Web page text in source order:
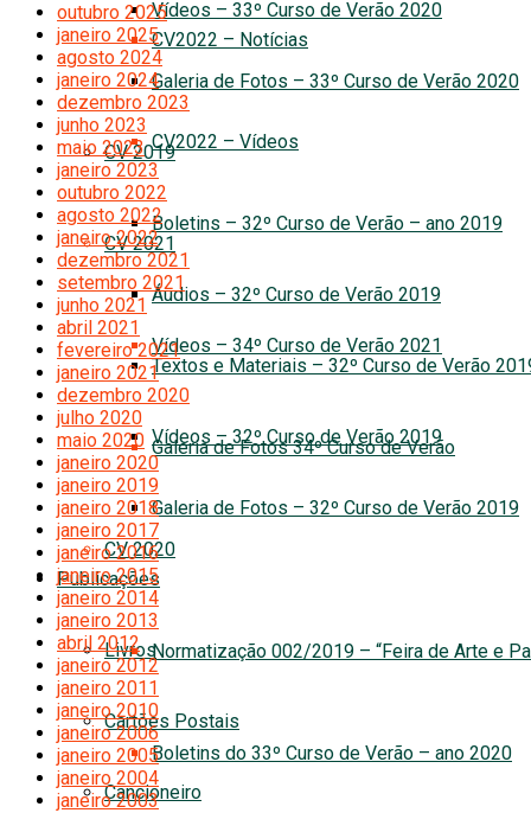
Vídeos – 33º Curso de Verão 2020
Galeria de Fotos – 33º Curso de Verão 2020
CV 2019
Boletins – 32º Curso de Verão – ano 2019
Áudios – 32º Curso de Verão 2019
Textos e Materiais – 32º Curso de Verão
Vídeos – 32º Curso de Verão 2019
Galeria de Fotos – 32º Curso de Verão 2019
Publicações
Livros
Cartões Postais
Cancioneiro
CV2022 – Notícias
CV2022 – Vídeos
CV 2021
Vídeos – 34º Curso de Verão 2021
Galeria de Fotos 34º Curso de Verão
CV 2020
Normatização 002/2019 – “Feira de Arte e
Boletins do 33º Curso de Verão – ano 2020
outubro 2025
janeiro 2025
agosto 2024
janeiro 2024
dezembro 2023
junho 2023
maio 2023
janeiro 2023
outubro 2022
agosto 2022
janeiro 2022
dezembro 2021
setembro 2021
junho 2021
abril 2021
fevereiro 2021
janeiro 2021
dezembro 2020
julho 2020
maio 2020
janeiro 2020
janeiro 2019
janeiro 2018
janeiro 2017
janeiro 2016
janeiro 2015
janeiro 2014
janeiro 2013
abril 2012
janeiro 2012
janeiro 2011
janeiro 2010
janeiro 2006
janeiro 2005
janeiro 2004
janeiro 2003